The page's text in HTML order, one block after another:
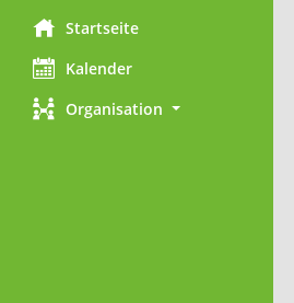
Startseite
Kalender
Organisation